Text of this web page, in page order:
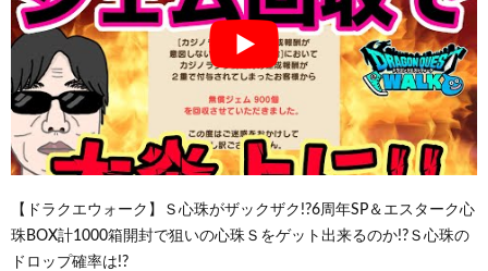
【ドラクエウォーク】Ｓ心珠がザックザク!?6周年SP＆エスターク心
珠BOX計1000箱開封で狙いの心珠Ｓをゲット出来るのか!?Ｓ心珠の
ドロップ確率は!?